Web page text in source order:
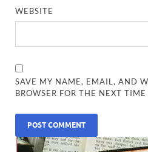
WEBSITE
SAVE MY NAME, EMAIL, AND
BROWSER FOR THE NEXT